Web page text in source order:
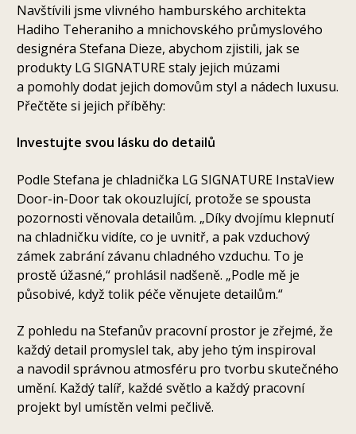
Navštívili jsme vlivného hamburského architekta
Hadiho Teheraniho a mnichovského průmyslového
designéra Stefana Dieze, abychom zjistili, jak se
produkty LG SIGNATURE staly jejich múzami
a pomohly dodat jejich domovům styl a nádech luxusu.
Přečtěte si jejich příběhy:
Investujte svou lásku do detailů
Podle Stefana je chladnička LG SIGNATURE InstaView
Door-in-Door tak okouzlující, protože se spousta
pozornosti věnovala detailům. „Díky dvojímu klepnutí
na chladničku vidíte, co je uvnitř, a pak vzduchový
zámek zabrání závanu chladného vzduchu. To je
prostě úžasné,“ prohlásil nadšeně. „Podle mě je
působivé, když tolik péče věnujete detailům.“
Z pohledu na Stefanův pracovní prostor je zřejmé, že
každý detail promyslel tak, aby jeho tým inspiroval
a navodil správnou atmosféru pro tvorbu skutečného
umění. Každý talíř, každé světlo a každý pracovní
projekt byl umístěn velmi pečlivě.